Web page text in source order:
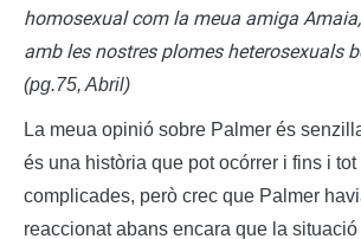
homosexual com la meua amiga
amb les nostres plomes heterosexuals
(pg.75, Abril)
La meua opinió sobre Palmer és
és una història que pot ocórrer i fins i tot
complicades, però crec que Palmer
reaccionat abans encara que la